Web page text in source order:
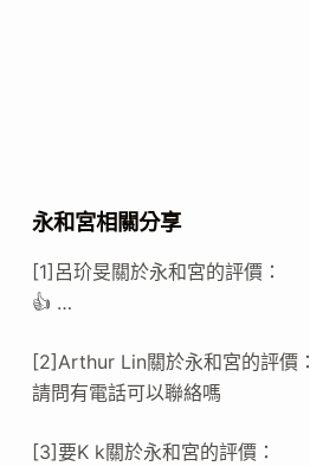
永和宮相關分享
[1]呂玠旻關於永和宮的評價：
👍 …
[2]Arthur Lin關於永和宮的評價：
請問有電話可以聯絡嗎
[3]要K k關於永和宮的評價：